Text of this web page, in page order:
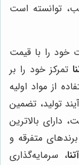
توانسته است
خود را با قیمت
تمرکز خود را بر
از مواد اولیه
تولید، تضمین
دارای بالاترین
متفرقه و
، سرمایه‌گذاری